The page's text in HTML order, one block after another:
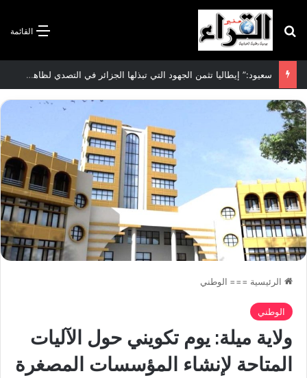
القائمة بحث عن
الاتفاقية الأممية بشأن تغير المناخ :الجزائر تودع مساهمتها الوطنية المحددة لسنة 2026
الرئيسية === الوطني
الوطني
ولاية ميلة: يوم تكويني حول الآليات
المتاحة لإنشاء المؤسسات المصغرة